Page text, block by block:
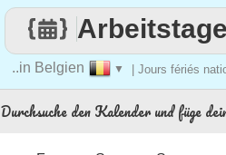
..in Belgien ▼ | Jours fériés
Arbeitstage
Durchsuche den Kalender und füge